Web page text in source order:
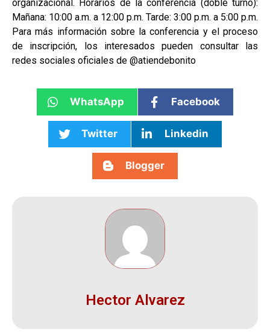
organizacional. Horarios de la conferencia (doble turno):
Mañana: 10:00 a.m. a 12:00 p.m. Tarde: 3:00 p.m. a 5:00 p.m.
Para más información sobre la conferencia y el proceso
de inscripción, los interesados pueden consultar las
redes sociales oficiales de @atiendebonito
WhatsApp Facebook
Twitter Linkedin
Blogger
Hector Alvarez